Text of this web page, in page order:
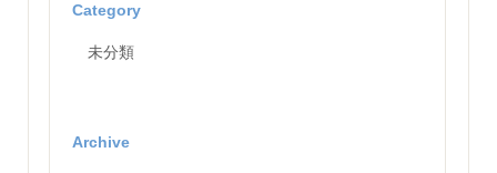
Category
未分類
Archive